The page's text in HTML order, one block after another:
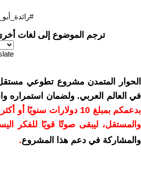
ترجم الموضوع إلى لغات
الحوار المتمدن مشروع تطوعي مستقل
في العالم العربي. ولضمان استمراره
بدعمكم بمبلغ 10 دولارات
والمستقل، ليبقى صوتًا قويًا للفكر
والمشاركة في دعم هذا المشروع.